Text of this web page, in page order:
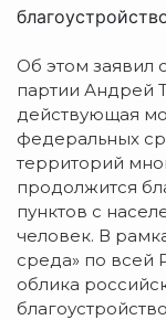
Об этом заявил
партии Андрей
действующая
федеральных
территорий
продолжится
пунктов с
человек. В
среда» по всей
облика